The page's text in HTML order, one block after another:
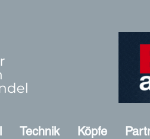
Technik Köpfe